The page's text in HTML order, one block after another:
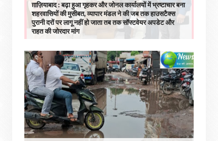
ग़ाज़ियाबाद : बढ़ा हुआ गृहकर और जोनल कार्यालयों में भ्रष्टाचार बना
शहरवासियों की मुसीबत, व्यापार मंडल ने की जब तक हाउसटैक्स
पुरानी दरों पर लागू नहीं हो जाता तब तक सॉफ्टवेयर अपडेट और
राहत की जोरदार मांग